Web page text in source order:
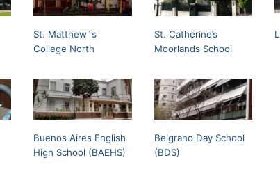
St. Matthew´s
College North
St. Catherine’s
Moorlands School
Buenos Aires English
High School (BAEHS)
Belgrano Day School
(BDS)